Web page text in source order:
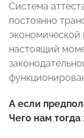
Система
постоянно
экономической
настоящий
А если
Чего нам